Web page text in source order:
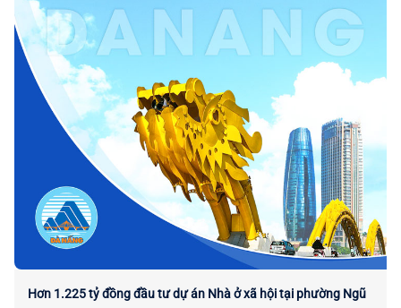
Hơn 1.225 tỷ đồng đầu tư dự án Nhà ở xã hội tại phường Ngũ